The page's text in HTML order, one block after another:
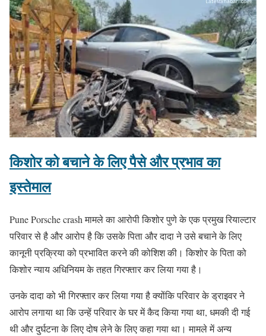
किशोर को बचाने के लिए पैसे और प्रभाव का
इस्तेमाल
Pune Porsche crash मामले काआरोपी किशोर पुणे के एक प्रमुख रियाल्टार
परिवार से है और आरोप है कि उसके पिता और दादा ने उसे बचाने के लिए
कानूनी प्रक्रिया को प्रभावित करने की कोशिश की। किशोर के पिता को
किशोर न्याय अधिनियम के तहत गिरफ्तार कर लिया गया है।
उनके दादा को भी गिरफ्तार कर लिया गया है क्योंकि परिवार के ड्राइवर ने
आरोप लगाया था कि उन्हें परिवार के घर में कैद किया गया था, धमकी दी गई
थी और दुर्घटना के लिए दोष लेने के लिए कहा गया था। मामले में अन्य